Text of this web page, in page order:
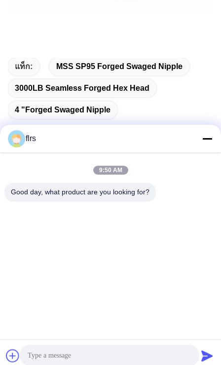
แท็ก: MSS SP95 Forged Swaged Nipple
3000LB Seamless Forged Hex Head
4 "Forged Swaged Nipple
ที่อยู่
Industrial Co., Ltd. ทั้งหมด สิทธิพิเศษ
flrs
9:50 AM
Good day, what product are you looking for?